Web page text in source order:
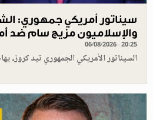
سيناتور أمريكي جمهوري:
والإسلاميون مزيج سام ضد
06/08/2026 - 20:25
السيناتور الأمريكي الجمهوري تيد كروز،